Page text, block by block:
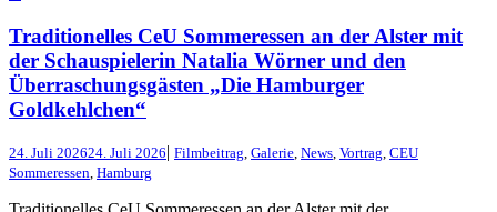
Traditionelles CeU Sommeressen an der Alster mit
der Schauspielerin Natalia Wörner und den
Überraschungsgästen „Die Hamburger
Goldkehlchen“
24. Juli 202624. Juli 2026| Filmbeitrag, Galerie, News, Vortrag, CEU
Sommeressen, Hamburg